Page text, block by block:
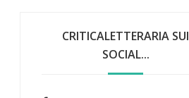
CRITICALETTERARIA SUI
SOCIAL...